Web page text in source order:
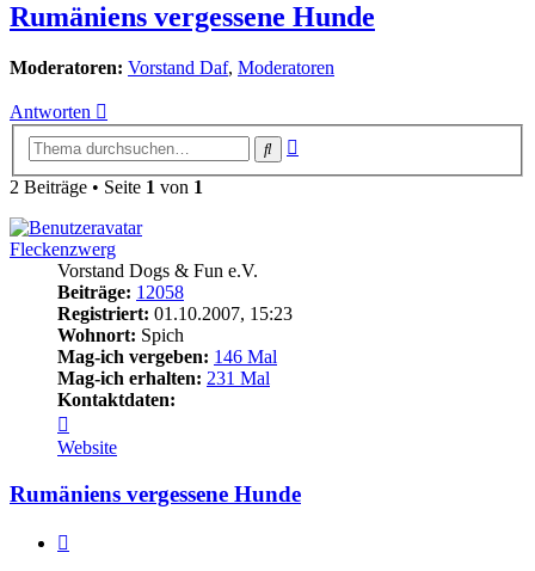
Rumäniens vergessene Hunde
Moderatoren: Vorstand Daf, Moderatoren
Antworten
Suche
2 Beiträge • Seite 1 von 1
Fleckenzwerg
Vorstand Dogs & Fun e.V.
Beiträge: 12058
Registriert: 01.10.2007, 15:23
Wohnort: Spich
Mag-ich vergeben: 146 Mal
Mag-ich erhalten: 231 Mal
Kontaktdaten:
von
Fleckenzwerg
Website
Rumäniens vergessene Hunde